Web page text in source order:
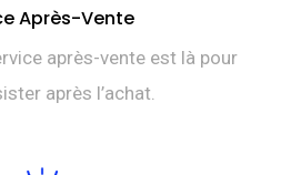
Après-Vente
après-vente est là pour
après l’achat.